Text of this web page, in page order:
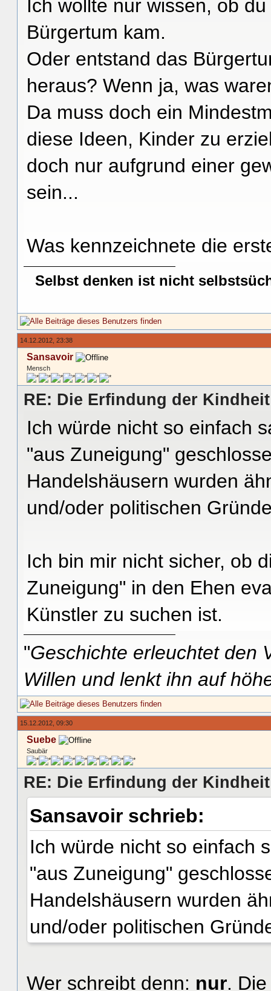
Ich wollte nur wissen, ob
Bürgertum kam.
Oder entstand das
heraus? Wenn ja, was
Da muss doch ein
diese Ideen, Kinder zu
doch nur aufgrund einer
sein...
Was kennzeichnete die
Selbst denken ist nicht
14.12.2012, 23:38
Sansavoir
Mensch
RE: Die Erfindung der Kindheit
Ich würde nicht so einfach
"aus Zuneigung"
Handelshäusern wurden
und/oder politischen
Ich bin mir nicht sicher, ob
Zuneigung" in den Ehen
Künstler zu suchen ist.
"Geschichte erleuchtet den
Willen und lenkt ihn auf
15.12.2012, 09:30
Suebe
Saubär
RE: Die Erfindung der Kindheit
Sansavoir schrieb:
Ich würde nicht so einfach
"aus Zuneigung"
Handelshäusern wurden
und/oder politischen
Wer schreibt denn: nur.